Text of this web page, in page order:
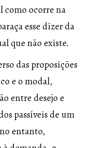
como ocorre na
esse dizer da
que não existe.
das proposições
e o modal,
entre desejo e
passíveis de um
entanto,